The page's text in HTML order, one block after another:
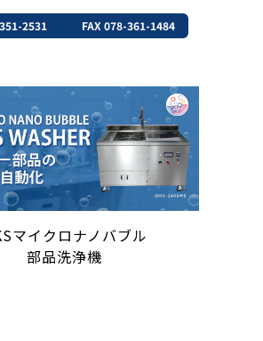
2531 FAX 078-361-1484
マイクロナノバブル
部品洗浄機